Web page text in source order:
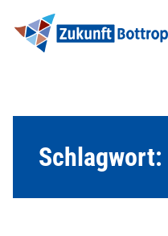
Schlagwort: